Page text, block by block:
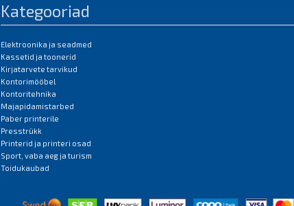
Kategooriad
Elektroonika ja seadmed
Kassetid ja toonerid
Kirjatarvete tarvikud
Kontorimööbel
Kontoritehnika
Majapidamistarbed
Paber printerile
Presstrükk
Printerid ja printeri osad
Sport, vaba aeg ja turism
Toidukaubad